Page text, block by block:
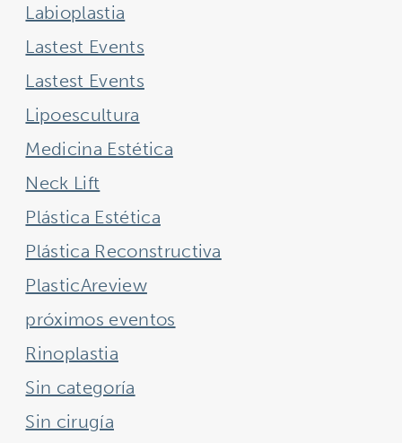
Labioplastia
Lastest Events
Lastest Events
Lipoescultura
Medicina Estética
Neck Lift
Plástica Estética
Plástica Reconstructiva
PlasticAreview
próximos eventos
Rinoplastia
Sin categoría
Sin cirugía